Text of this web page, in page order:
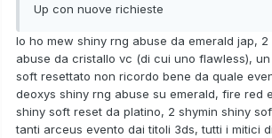
Up con nuove richieste
Io ho mew shiny rng abuse da emerald jap,
abuse da cristallo vc (di cui uno flawless),
soft resettato non ricordo bene da quale
deoxys shiny rng abuse su emerald, fire red
shiny soft reset da platino, 2 shymin shiny
tanti arceus evento dai titoli 3ds, tutti i mitici